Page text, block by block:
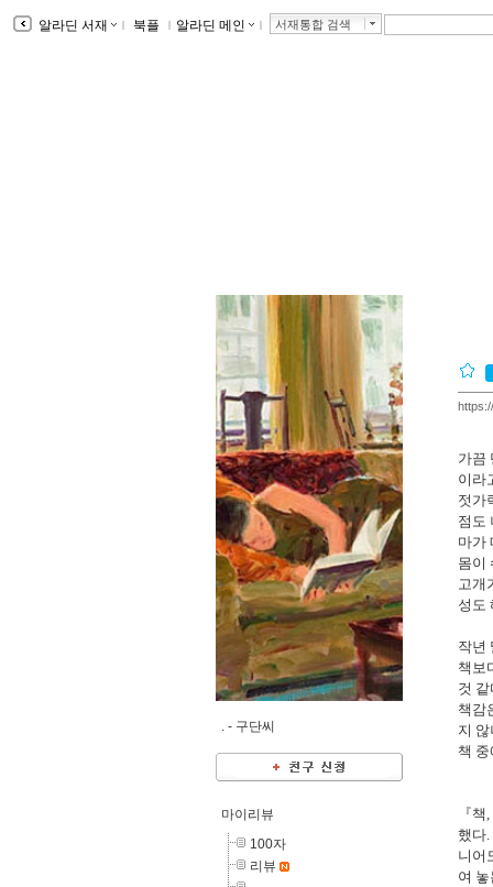
알라딘 서재 ｌ 북플 ｌ 알라딘 메인 ｌ 서재통합 검색
가끔
이라
젓가
점도
마가
몸이
고개
성도
작년
책보
것
책감
지 않
책 중
『책,
했다.
니어
여
. - 구단씨
마이리뷰
100자
리뷰